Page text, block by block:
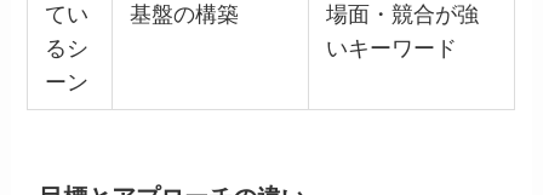
てい
るシ
ーン
基盤の構築
場面・競合が強
いキーワード